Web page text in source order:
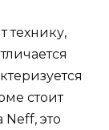
технику,
стоит
это